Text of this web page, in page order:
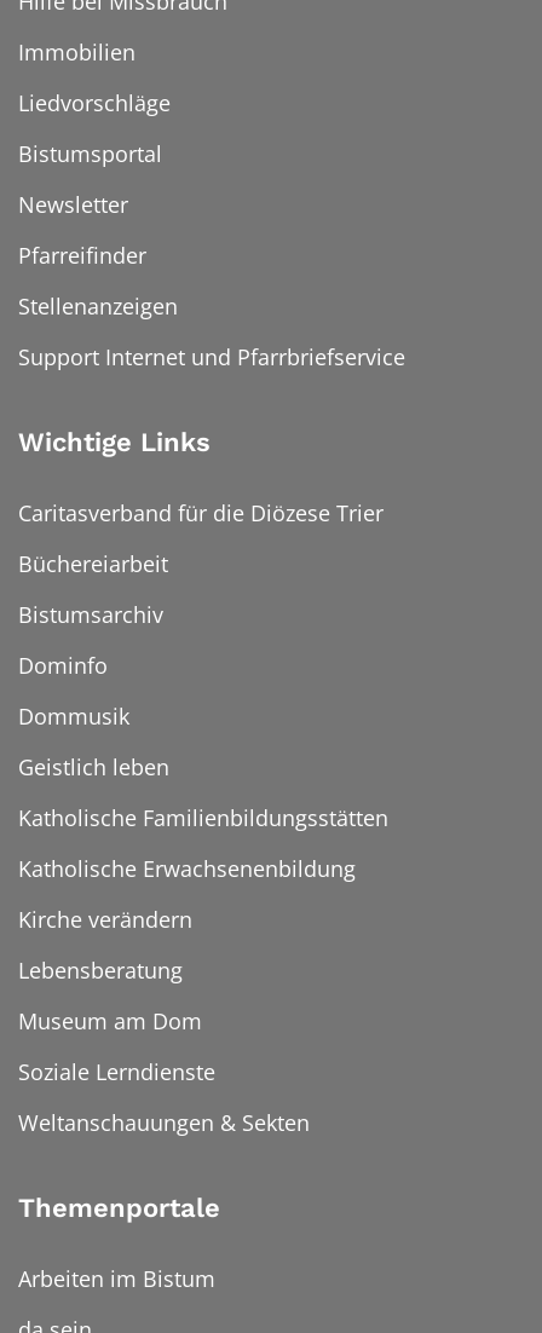
Immobilien
Liedvorschläge
Bistumsportal
Newsletter
Pfarreifinder
Stellenanzeigen
Support Internet und Pfarrbriefservice
Wichtige Links
Caritasverband für die Diözese Trier
Büchereiarbeit
Bistumsarchiv
Dominfo
Dommusik
Geistlich leben
Katholische Familienbildungsstätten
Katholische Erwachsenenbildung
Kirche verändern
Lebensberatung
Museum am Dom
Soziale Lerndienste
Weltanschauungen & Sekten
Themenportale
Arbeiten im Bistum